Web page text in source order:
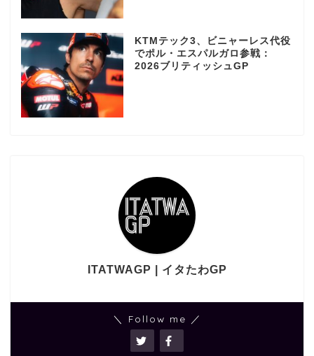
KTMテック3、ビニャーレス代役
でポル・エスパルガロ参戦：
2026ブリティッシュGP
ITATWAGP | イタたわGP
＼ Follow me ／